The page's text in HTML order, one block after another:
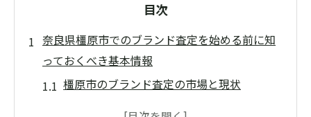
目次
奈良県橿原市でのブランド査定を始める前に知
っておくべき基本情報
橿原市のブランド査定の市場と現状
ブランド査定の基本知識と橿原市の特徴